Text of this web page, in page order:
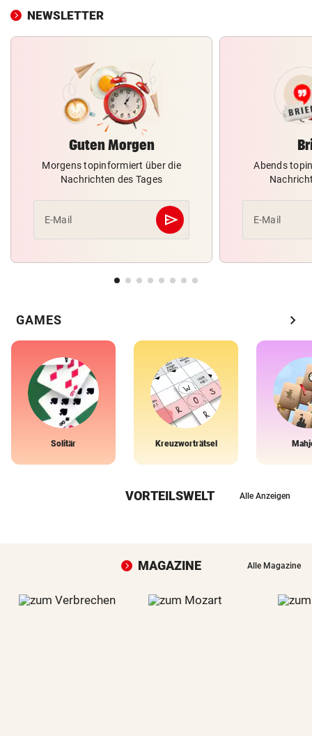
NEWSLETTER
Guten Morgen
Morgens topinformiert über die
Nachrichten des Tages
E-Mail send
Abschicken
Abends
E-Mail
GAMES chevron_right
Solitär Kreuzworträtsel
VORTEILSWELT Alle Anzeigen
MAGAZINE Alle Magazine